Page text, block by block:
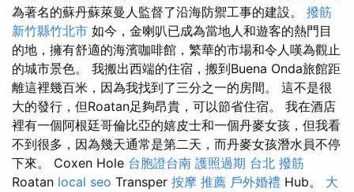
為著名的蘇丹蘇萊曼人監督了沿海防禦工事的建設。 撥筋
新竹縣竹北市 如今，金喇叭已成為當地人和遊客的熱門目
的地，擁有舒適的海濱咖啡館，繁華的市場和令人嘆為觀止
的城市景色。 我搬出西端的住宿，搬到Buena Onda旅館距
離這裡幾百米，因為我找到了三分之一的房間。 這不是很
大的發行，但Roatan足夠昂貴，可以節省住宿。 我在酒店
裡有一個阿根廷哥倫比亞的嬉皮士和一個丹麥女孩，但我看
不到很多，因為幾天通常是第二天，而丹麥女孩潛水員不停
下來。 Coxen Hole 台胞證台南 護照過期 台北 撥筋
Roatan local seo Transper 按摩 推薦 戶外婚禮 Hub。 大